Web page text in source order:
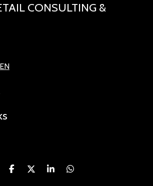
CONSULTING &
D
D
S
D